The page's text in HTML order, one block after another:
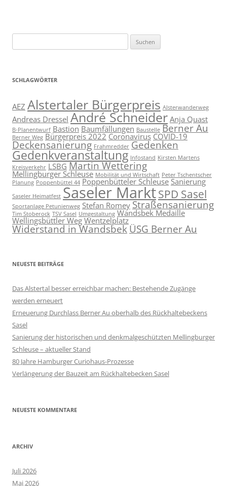
nach:
SCHLAGWÖRTER
AEZ Alstertaler Bürgerpreis Alsterwanderweg
Andreas Dressel André SchneiderAnja Quast
B-Planentwurf Bastion Baumfällungen Baustelle Berner Au
Berner Weg Bürgerpreis 2022CoronavirusCOVID-19
Deckensanierung Frahmredder Gedenken
Gedenkveranstaltung Infostand Kirsten Martens
Kreisverkehr LSBG Martin Wettering
Mellingburger Schleuse Mobilität und Wirtschaft Peter Tschentscher
Planung Poppenbüttel 44 Poppenbütteler SchleuseSanierung
Saseler Heimatfest Saseler MarktSPD Sasel
Sportanlage Petunienweg Stefan Romey Straßensanierung
Tim Stoberock TSV Sasel Umgestaltung Wandsbek Medaille
Wellingsbüttler WegWentzelplatz
Widerstand in Wandsbek ÜSG Berner Au
NEUESTE BEITRÄGE
Das Alstertal besser erreichbar machen: Bestehende Zugänge
werden erneuert
Erneuerung Durchlass Berner Au oberhalb des Rückhalte­beckens
Sasel
Sanierung der historischen und denkmalgeschützten Mellingburger
Schleuse – aktueller Stand
80 Jahre Hamburger Curiohaus-Prozesse
Verlängerung der Bauzeit am Rückhaltebecken Sasel
NEUESTE KOMMENTARE
ARCHIV
Juli 2026
Mai 2026